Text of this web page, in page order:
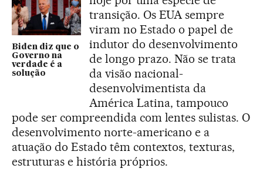
Biden diz que o
Governo na
verdade é a
solução
transição. Os EUA sempre
viram no Estado o papel de
indutor do desenvolvimento
de longo prazo. Não se trata
da visão nacional-
desenvolvimentista da
América Latina, tampouco
pode ser compreendida com lentes sulistas. O
desenvolvimento norte-americano e a
atuação do Estado têm contextos, texturas,
estruturas e história próprios.